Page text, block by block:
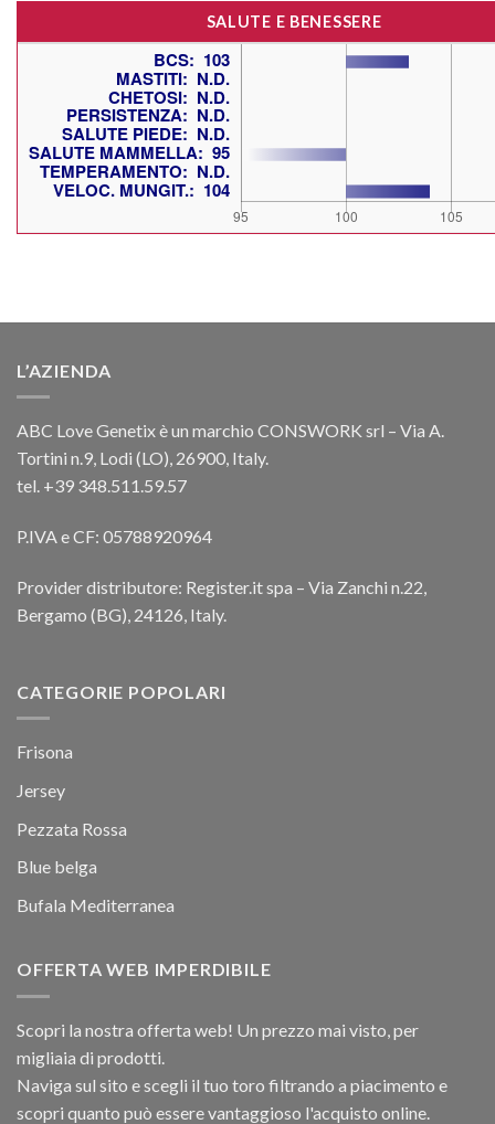
SALUTE E BENESSERE
L’AZIENDA
ABC Love Genetix è un marchio CONSWORK srl – Via A.
Tortini n.9, Lodi (LO), 26900, Italy.
tel. +39 348.511.59.57
P.IVA e CF: 05788920964
Provider distributore: Register.it spa – Via Zanchi n.22,
Bergamo (BG), 24126, Italy.
CATEGORIE POPOLARI
Frisona
Jersey
Pezzata Rossa
Blue belga
Bufala Mediterranea
OFFERTA WEB IMPERDIBILE
Scopri la nostra offerta web! Un prezzo mai visto, per
migliaia di prodotti.
Naviga sul sito e scegli il tuo toro filtrando a piacimento e
scopri quanto può essere vantaggioso l'acquisto online.